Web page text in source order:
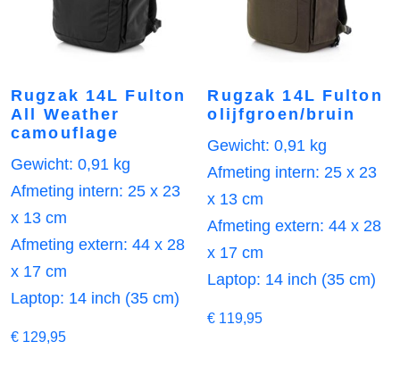
Rugzak 14L Fulton
All Weather
camouflage
Gewicht: 0,91 kg
Afmeting intern: 25 x 23
x 13 cm
Afmeting extern: 44 x 28
x 17 cm
Laptop: 14 inch (35 cm)
€ 129,95
Rugzak 14L Fulton
olijfgroen/bruin
Gewicht: 0,91 kg
Afmeting intern: 25 x 23
x 13 cm
Afmeting extern: 44 x 28
x 17 cm
Laptop: 14 inch (35 cm)
€ 119,95